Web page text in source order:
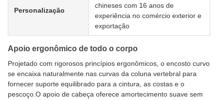
Personalização
chineses com 16 anos de
experiência no comércio exterior e
exportação
Apoio ergonômico de todo o corpo
Projetado com rigorosos princípios ergonômicos, o encosto curvo
se encaixa naturalmente nas curvas da coluna vertebral para
fornecer suporte equilibrado para a cintura, as costas e o
pescoço.O apoio de cabeça oferece amortecimento suave sem